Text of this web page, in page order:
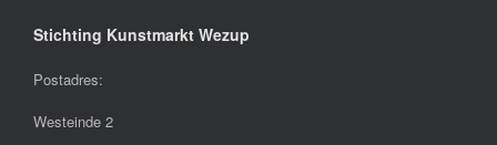
Stichting Kunstmarkt Wezup
Postadres:
Westeinde 2